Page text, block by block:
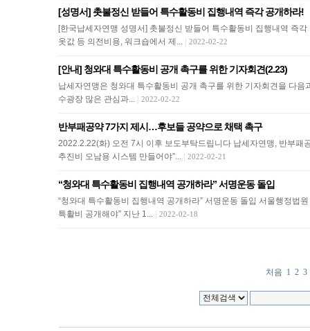
[성명서] 촛불정신 받들어 특수활동비 집행내역 즉각 공개하라!
[한국납세자연맹 성명서] 촛불정신 받들어 특수활동비 집행내역 즉
옷값 등 의전비용, 워크숍에서 제...
2022-02-22
[안내] 청와대 특수활동비 공개 촉구를 위한 기자회견(2.23)
납세자연맹은 청와대 특수활동비 공개 촉구를 위한 기자회견을 다
수광장 많은 관심과...
2022-02-22
반부패공약 7가지 제시…후보들 공약으로 채택 촉구
2022.2.22(화) 오전 7시 이후 보도부탁드립니다 납세자연맹, 반부
추진비 오남용 시스템 만들어야”...
2022-02-21
“청와대 특수활동비 집행내역 공개하라” 서명운동 돌입
“청와대 특수활동비 집행내역 공개하라” 서명운동 돌입 서울행정법
특활비 공개해야” 지난 1...
2022-02-18
처음 1 2 3